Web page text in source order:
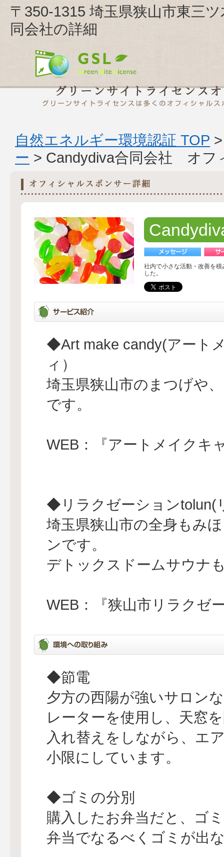
〒350-1315 埼玉県狭山市東三
同会社の詳細
自然エネルギー環境認証 TOP
ー > Candydiva合同会社 オフ
社内で小さな活動・改善を
した。
◆Art make candy(アート
ィ）
埼玉県狭山市のまつげや
です。
WEB：『アートメイクキ
◆リラクゼーション
埼玉県狭山市の全身もみ
ンです。
デトックスドームサウナ
WEB：『狭山市リラクゼ
◆節電
夕方の西陽が強いサロン
レーターを使用し、天窓
入れ替えをしながら、エ
小限にしています。
◆ゴミの分別
購入したお弁当だと、ゴ
弁当でなるべくゴミが出